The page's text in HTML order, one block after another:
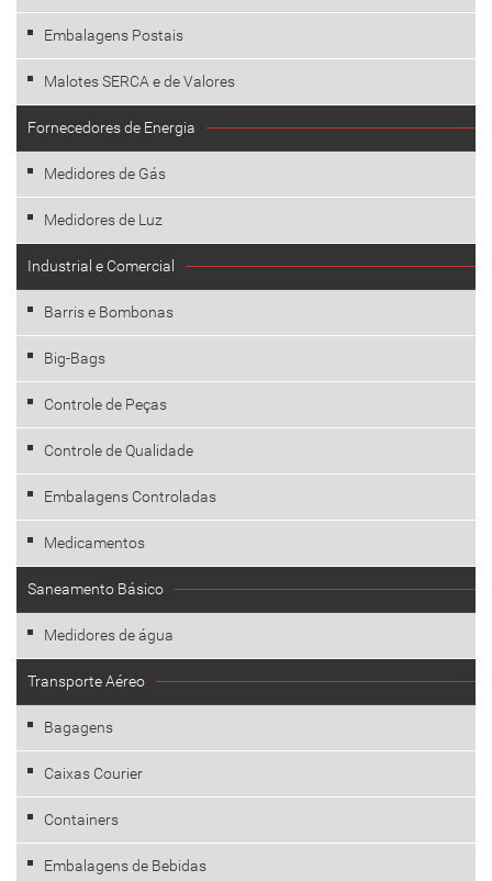
Embalagens Postais
Malotes SERCA e de Valores
Fornecedores de Energia
Medidores de Gás
Medidores de Luz
Industrial e Comercial
Barris e Bombonas
Big-Bags
Controle de Peças
Controle de Qualidade
Embalagens Controladas
Medicamentos
Saneamento Básico
Medidores de água
Transporte Aéreo
Bagagens
Caixas Courier
Containers
Embalagens de Bebidas